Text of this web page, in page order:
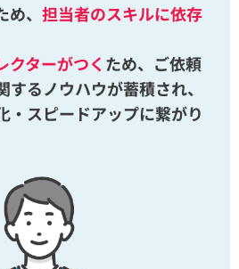
、 担当者のスキルに依存
クターがつく ため、ご依頼
るノウハウが蓄積され、
・スピードアップに繋がり